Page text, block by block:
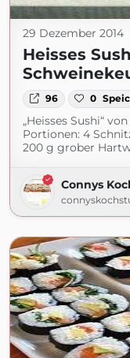
29 Dezember 2014
Heisses
96 0
„Heisses Sushi“
Portionen: 4
200 g grober
Connys